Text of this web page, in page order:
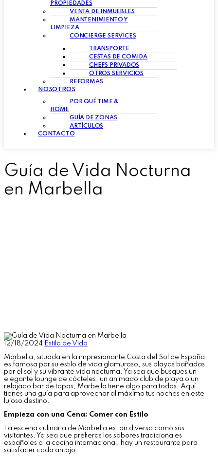
PROPIEDADES
VENTA DE INMUEBLES
MANTENIMIENTO Y
LIMPIEZA
CONCIERGE SERVICES
TRANSPORTE
CESTAS DE COMIDA
CHEFS PRIVADOS
OTROS SERVICIOS
REFORMAS
NOSOTROS
POR QUÉ TIME &
HOME
GUÍA DE ZONAS
ARTÍCULOS
CONTACTO
Guía de Vida Nocturna
en Marbella
12/18/2024 Estilo de Vida
Marbella, situada en la impresionante Costa del Sol de España,
es famosa por su estilo de vida glamuroso, sus playas bañadas
por el sol y su vibrante vida nocturna. Ya sea que busques un
elegante lounge de cócteles, un animado club de playa o un
relajado bar de tapas, Marbella tiene algo para todos. Aquí
tienes una guía para aprovechar al máximo tus noches en este
lujoso destino.
Empieza con una Cena: Comer con Estilo
La escena culinaria de Marbella es tan diversa como sus
visitantes. Ya sea que prefieras los sabores tradicionales
españoles o la cocina internacional, hay un restaurante para
satisfacer cada antojo.